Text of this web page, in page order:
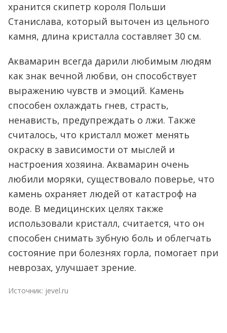
хранится скипетр короля Польши
Станислава, который выточен из цельного
камня, длина кристалла составляет 30 см.
Аквамарин всегда дарили любимым людям
как знак вечной любви, он способствует
выражению чувств и эмоций. Камень
способен охлаждать гнев, страсть,
ненависть, предупреждать о лжи. Также
считалось, что кристалл может менять
окраску в зависимости от мыслей и
настроения хозяина. Аквамарин очень
любили моряки, существовало поверье, что
камень охраняет людей от катастроф на
воде. В медицинских целях также
использовали кристалл, считается, что он
способен снимать зубную боль и облегчать
состояние при болезнях горла, помогает при
неврозах, улучшает зрение.
Источник: jevel.ru